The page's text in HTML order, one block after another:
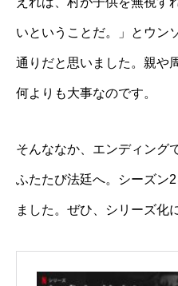
いということだ。」とウン
通りだと思いました。親や
何よりも大事なのです。
そんななか、エンディング
ふたたび法廷へ。シーズン
ました。ぜひ、シリーズ化